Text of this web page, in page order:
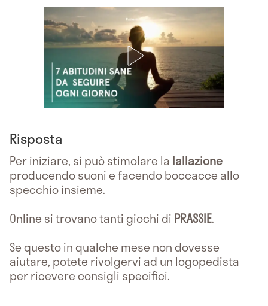
Risposta
Per iniziare, si può stimolare la lallazione
producendo suoni e facendo boccacce allo
specchio insieme.
Online si trovano tanti giochi di PRASSIE.
Se questo in qualche mese non dovesse
aiutare, potete rivolgervi ad un logopedista
per ricevere consigli specifici.